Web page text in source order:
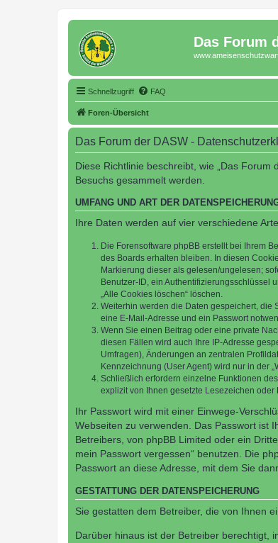
Das Forum
Schnellzugriff FAQ
Foren-Übersicht
Das Forum der DASW -
Diese Richtlinie beschreibt, wie „Das Forum
Besuchs gesammelt werden.
UMFANG UND ART DER
Ihre Daten werden auf vier verschiedene
Die Forensoftware phpBB erstellt bei Ihrem
des Boards erhalten bleiben. In diesen
Markierung dieser als gelesen/ungelesen;
Benutzer-ID, ein Authentifizierungsschlüssel
„Alle Cookies löschen“ löschen.
Weiterhin werden die Daten gespeichert, die
eine E-Mail-Adresse und ein Passwort
Wenn Sie einen Beitrag oder eine private
diesen Fällen wird auch Ihre IP-Adresse
Umfragen), Änderungen an zentralen
Kennzeichnung (User Agent) wird nur in der
Schließlich erfordern einzelne Funktionen
explizit von Ihnen gesetzte Lesezeichen oder
Ihr Passwort wird mit einer Einwege-
Webseiten zu verwenden. Das Passwort ist
Betreibers, von phpBB Limited oder ein
mein Passwort vergessen“ benutzen. Die
Passwort an diese Adresse, mit dem Sie
GESTATTUNG DER DATENSPEICHERUNG
Sie gestatten dem Betreiber, die von Ihnen
Darüber hinaus ist der Betreiber berechtigt,